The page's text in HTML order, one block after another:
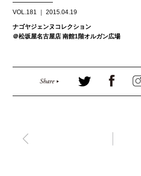
VOL.181 ｜ 2015.04.19
ナゴヤジェンヌコレクション
＠松坂屋名古屋店 南館1階オルガン広場